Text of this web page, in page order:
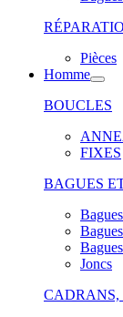
Pièces
Homme
BOUCLES
FIXES
BAGUES
Joncs
CADRANS,